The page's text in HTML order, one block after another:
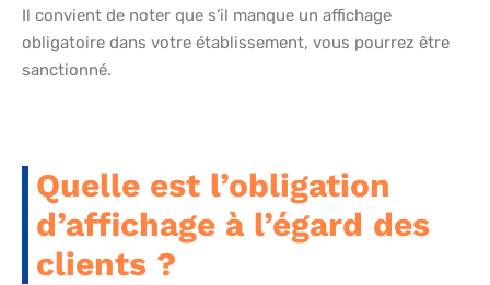
Il convient de noter que s’il manque un affichage
obligatoire dans votre établissement, vous pourrez être
sanctionné.
Quelle est l’obligation
d’affichage à l’égard des
clients ?